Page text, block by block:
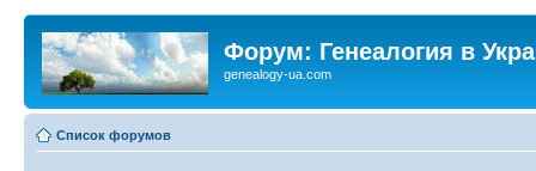
Форум: Генеалогия в
genealogy-ua.com
Список форумов